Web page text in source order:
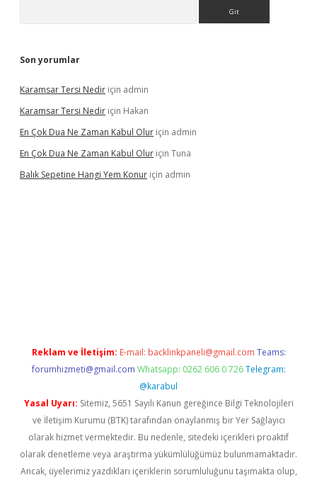
Son yorumlar
Karamsar Tersi Nedir için admin
Karamsar Tersi Nedir için Hakan
En Çok Dua Ne Zaman Kabul Olur için admin
En Çok Dua Ne Zaman Kabul Olur için Tuna
Balık Sepetine Hangi Yem Konur için admin
Reklam ve İletişim: E-mail: backlinkpaneli@gmail.com Teams:
forumhizmeti@gmail.com Whatsapp: 0262 606 0 726 Telegram:
@karabul
Yasal Uyarı: Sitemiz, 5651 Sayılı Kanun gereğince Bilgi Teknolojileri
ve İletişim Kurumu (BTK) tarafından onaylanmış bir Yer Sağlayıcı
olarak hizmet vermektedir. Bu nedenle, sitedeki içerikleri proaktif
olarak denetleme veya araştırma yükümlülüğümüz bulunmamaktadır.
Ancak, üyelerimiz yazdıkları içeriklerin sorumluluğunu taşımakta olup,